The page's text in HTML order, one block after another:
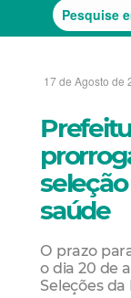
17 de Agosto de
saúde
O prazo
o dia 20 de
Seleções